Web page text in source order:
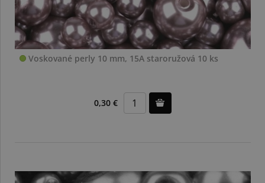
Voskované perly 10 mm, 15A staroružová 10 ks
0,30 €